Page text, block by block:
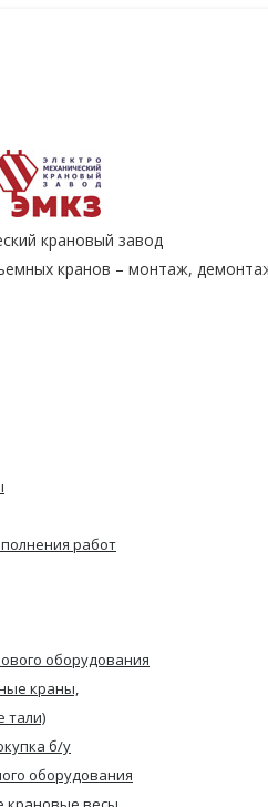
крановый завод
кранов – монтаж,
работ
оборудования
краны,
тали)
б/у
оборудования